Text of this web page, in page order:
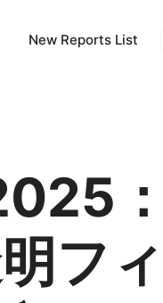
New Reports List
フ